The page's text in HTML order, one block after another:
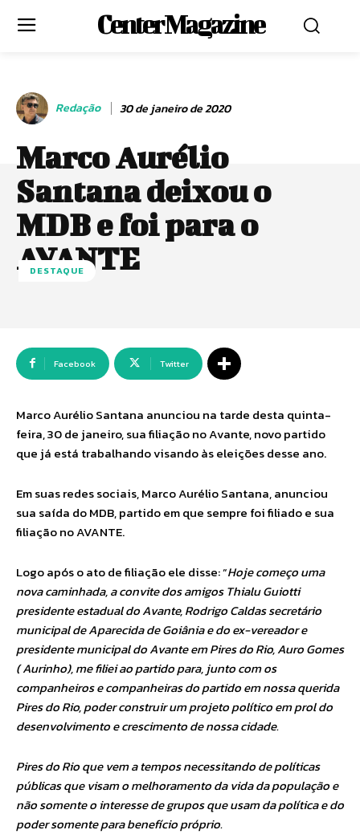
Center Magazine
Redação 30 de janeiro de 2020
Marco Aurélio
Santana deixou o
MDB e foi para o
AVANTE
DESTAQUE
Facebook Twitter
Marco Aurélio Santana anunciou na tarde desta quinta-
feira, 30 de janeiro, sua filiação no Avante, novo partido
que já está trabalhando visando às eleições desse ano.
Em suas redes sociais, Marco Aurélio Santana, anunciou
sua saída do MDB, partido em que sempre foi filiado e sua
filiação no AVANTE.
Logo após o ato de filiação ele disse: “Hoje começo uma
nova caminhada, a convite dos amigos Thialu Guiotti
presidente estadual do Avante, Rodrigo Caldas secretário
municipal de Aparecida de Goiânia e do ex-vereador e
presidente municipal do Avante em Pires do Rio, Auro Gomes
( Aurinho), me filiei ao partido para, junto com os
companheiros e companheiras do partido em nossa querida
Pires do Rio, poder construir um projeto político em prol do
desenvolvimento e crescimento de nossa cidade.
Pires do Rio que vem a tempos necessitando de políticas
públicas que visam o melhoramento da vida da população e
não somente o interesse de grupos que usam da política e do
poder somente para benefício próprio.